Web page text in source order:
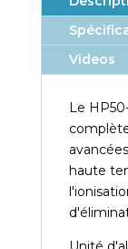
Videos
Le
haute